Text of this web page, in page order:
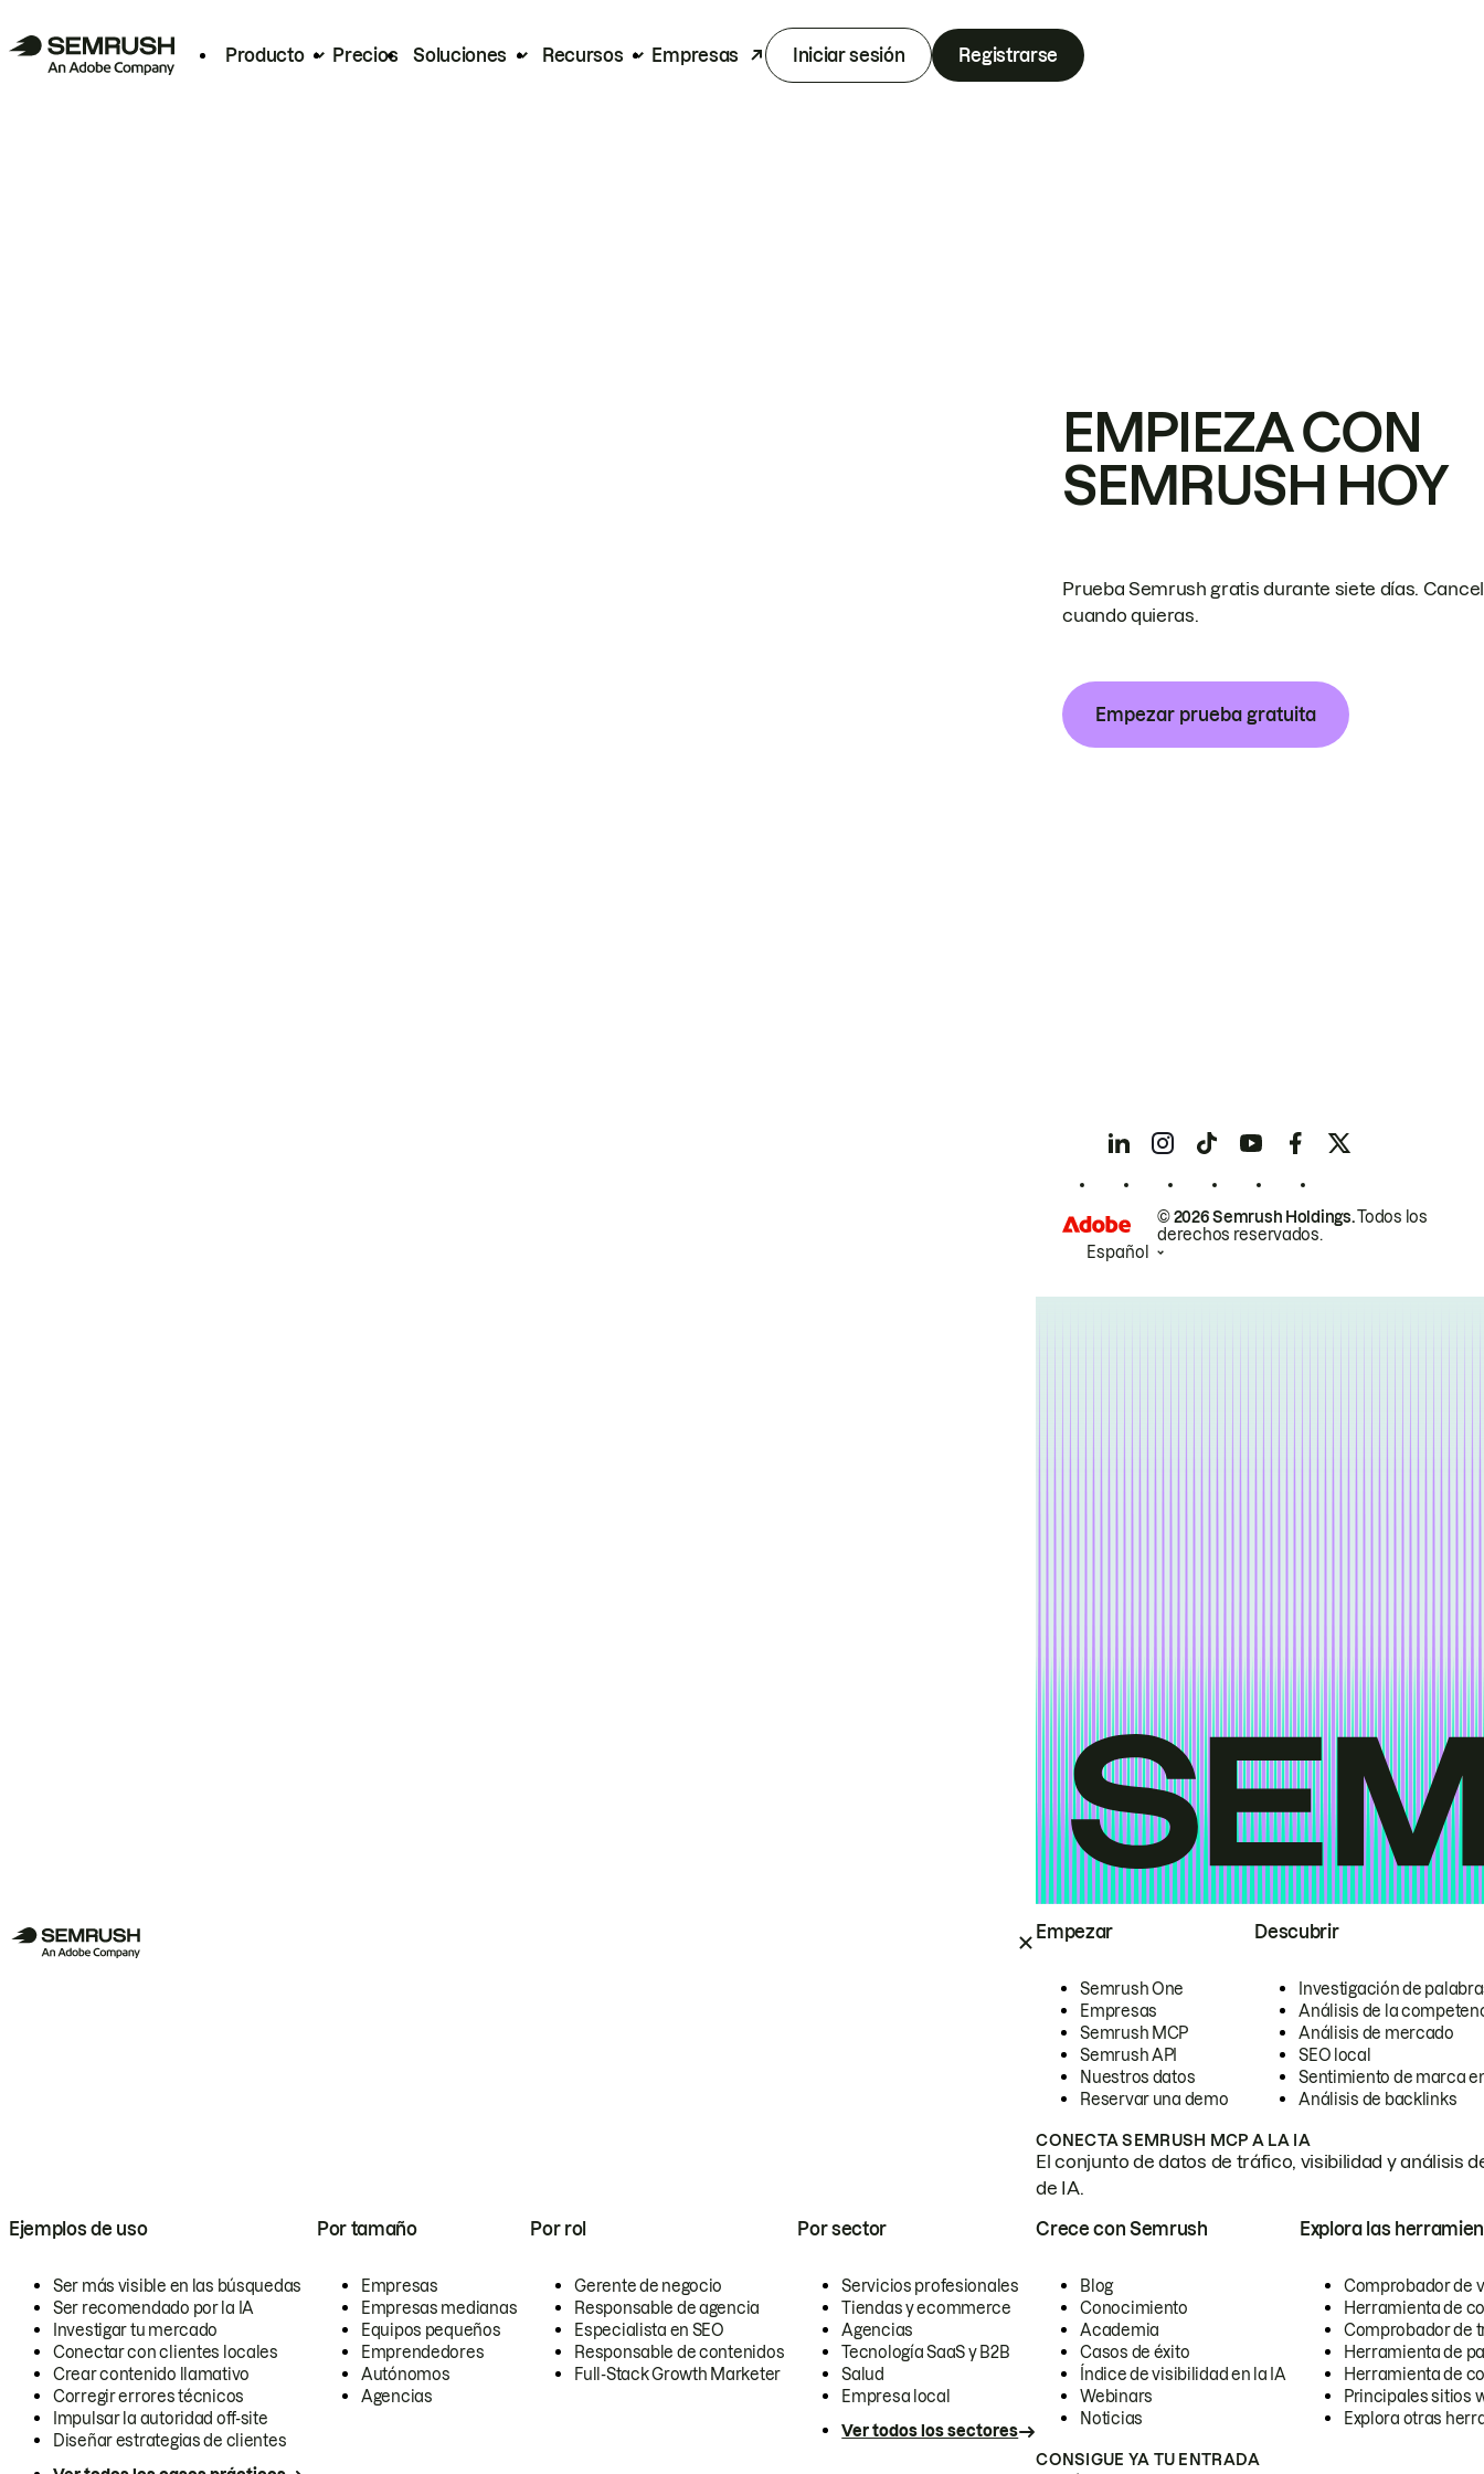
Producto Precios Soluciones Recursos Empresas Iniciar sesión Registrarse
Empezar
Semrush One
Empresas
Semrush MCP
Semrush API
Nuestros datos
Reservar una demo
Descubrir
Investigación de
Análisis de la
Análisis de mercado
SEO local
Sentimiento de marca
Análisis de backlinks
CONECTA SEMRUSH MCP A LA IA
El conjunto de datos de tráfico, visibilidad y análisis
de IA.
Ejemplos de uso
Ser más visible en las búsquedas
Ser recomendado por la IA
Investigar tu mercado
Conectar con clientes locales
Crear contenido llamativo
Corregir errores técnicos
Impulsar la autoridad off-site
Diseñar estrategias de clientes
Por tamaño
Empresas
Empresas medianas
Equipos pequeños
Emprendedores
Autónomos
Agencias
Por rol
Gerente de negocio
Responsable de agencia
Especialista en SEO
Responsable de contenidos
Full-Stack Growth Marketer
Por sector
Servicios profesionales
Tiendas y ecommerce
Agencias
Tecnología SaaS y B2B
Salud
Empresa local
Ver todos los sectores
Crece con Semrush
Blog
Conocimiento
Academia
Casos de éxito
Índice de visibilidad en la IA
Webinars
Noticias
Explora las
Comprobador de
Herramienta de
Comprobador de
Herramienta de
Herramienta de
Principales sitios
Explora otras
CONSIGUE YA TU ENTRADA
EMPIEZA CON
SEMRUSH HOY
Prueba Semrush gratis durante siete días.
cuando quieras.
Empezar prueba gratuita
© 2026 Semrush Holdings.Todos los
derechos reservados.
Español